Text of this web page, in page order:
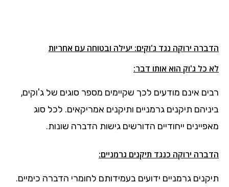
הדברה ירוקה נגד ג'וקים: יעילה ובטוחה עם אחריות
לא כל ג'וק הוא אותו דבר:
רבים אינם מודעים לכך שקיימים מספר סוגים של ג'וקים,
ביניהם תיקנים גרמניים ותיקנים אמריקאים. לכל סוג
מאפיינים ייחודיים הדורשים גישות הדברה שונות.
הדברה ירוקה כנגד תיקנים גרמניים:
תיקנים גרמניים ידועים בעמידותם לחומרי הדברה כימיים.